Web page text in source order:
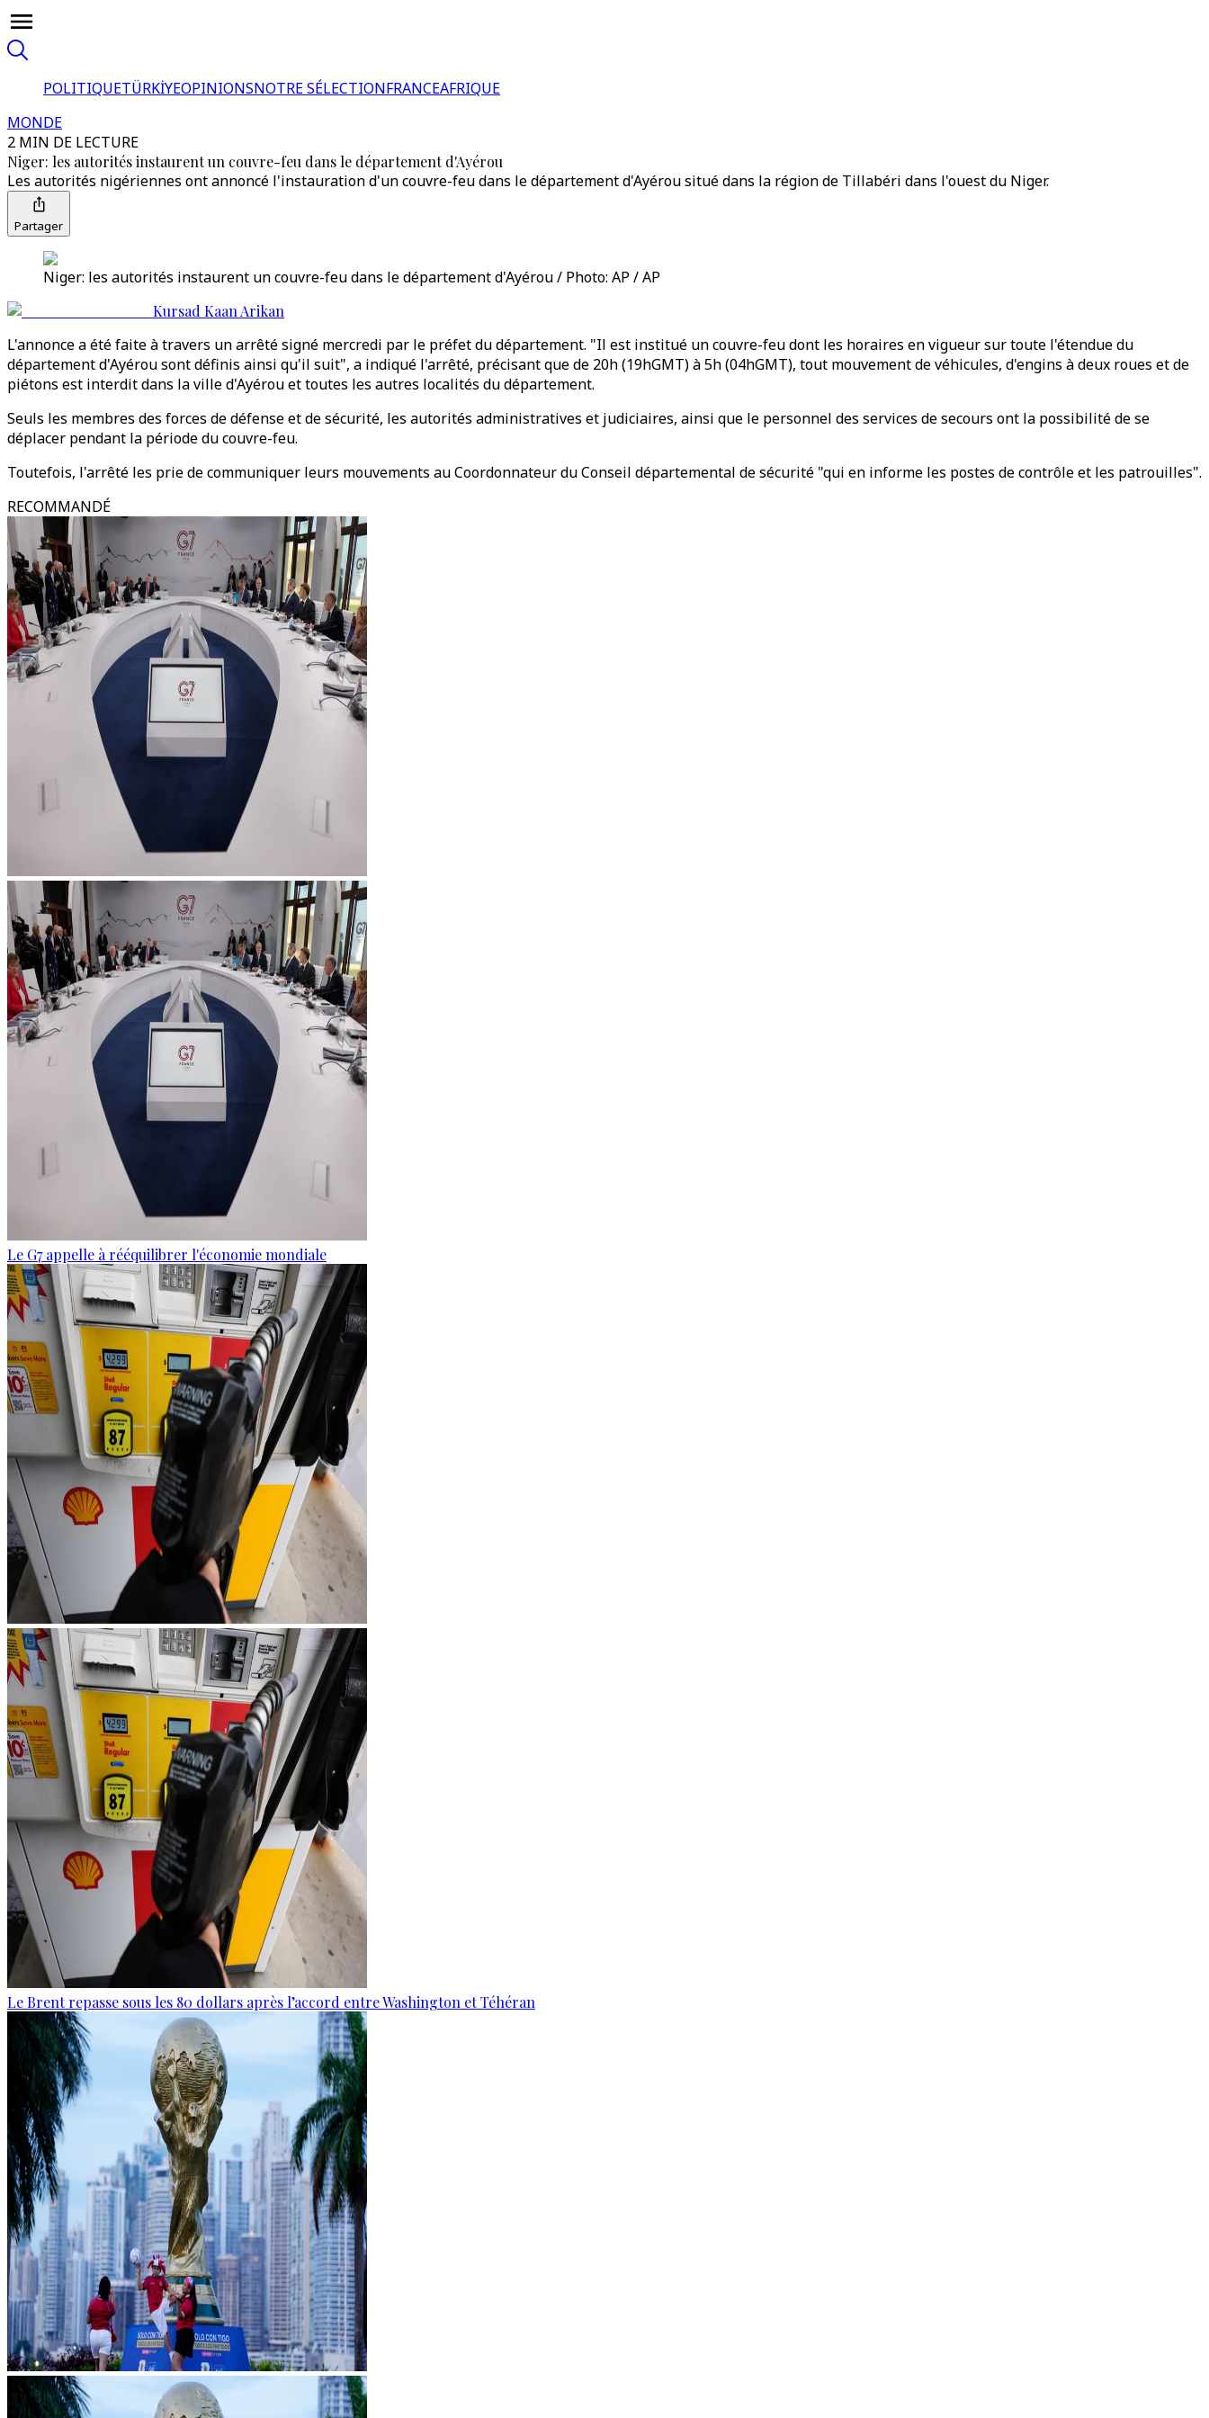
POLITIQUETÜRKİYEOPINIONSNOTRE SÉLECTIONFRANCEAFRIQUE
MONDE
2 MIN DE LECTURE
Niger: les autorités instaurent un couvre-feu dans le département d'Ayérou
Les autorités nigériennes ont annoncé l'instauration d'un couvre-feu dans le département d'Ayérou situé dans la région de Tillabéri dans l'ouest du Niger.
Partager
Niger: les autorités instaurent un couvre-feu dans le département d'Ayérou / Photo: AP / AP
Kursad Kaan Arikan
L'annonce a été faite à travers un arrêté signé mercredi par le préfet du département. "Il est institué un couvre-feu dont les horaires en vigueur sur toute l'étendue du
département d'Ayérou sont définis ainsi qu'il suit", a indiqué l'arrêté, précisant que de 20h (19hGMT) à 5h (04hGMT), tout mouvement de véhicules, d'engins à deux roues et de
piétons est interdit dans la ville d'Ayérou et toutes les autres localités du département.
Seuls les membres des forces de défense et de sécurité, les autorités administratives et judiciaires, ainsi que le personnel des services de secours ont la possibilité de se
déplacer pendant la période du couvre-feu.
Toutefois, l'arrêté les prie de communiquer leurs mouvements au Coordonnateur du Conseil départemental de sécurité "qui en informe les postes de contrôle et les patrouilles".
RECOMMANDÉ
Le G7 appelle à rééquilibrer l'économie mondiale
Le Brent repasse sous les 80 dollars après l’accord entre Washington et Téhéran